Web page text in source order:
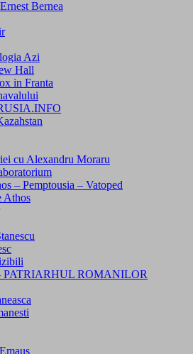
Bernea
Azi
Hall
in Franta
cu Alexandru Moraru
– Pemptousia – Vatoped
Athos
PATRIARHUL ROMANILOR